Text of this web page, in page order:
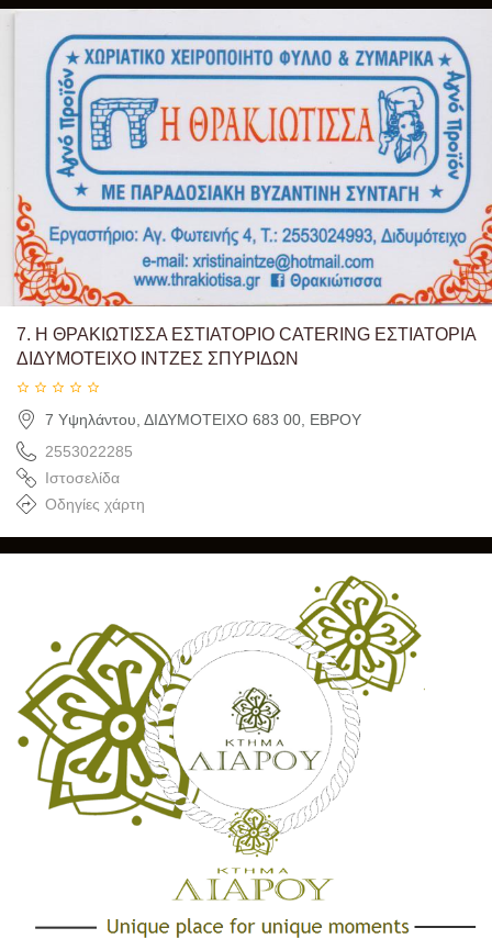
7. Η ΘΡΑΚΙΩΤΙΣΣΑ ΕΣΤΙΑΤΟΡΙΟ CATERING ΕΣΤΙΑΤΟΡΙΑ
ΔΙΔΥΜΟΤΕΙΧΟ ΙΝΤΖΕΣ ΣΠΥΡΙΔΩΝ
7 Υψηλάντου, ΔΙΔΥΜΟΤΕΙΧΟ 683 00, ΕΒΡΟΥ
2553022285
Ιστοσελίδα
Οδηγίες χάρτη